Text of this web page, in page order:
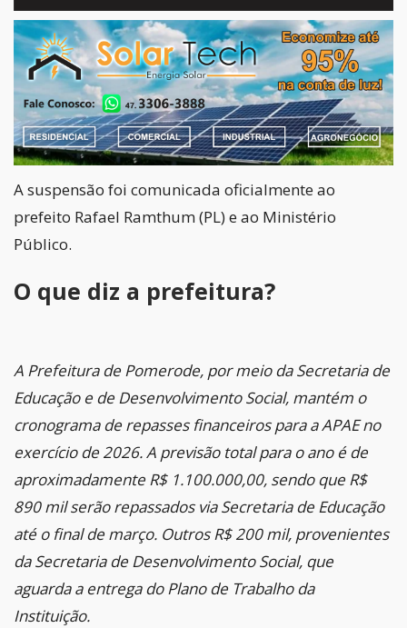
A suspensão foi comunicada oficialmente ao
prefeito Rafael Ramthum (PL) e ao Ministério
Público.
O que diz a prefeitura?
A Prefeitura de Pomerode, por meio da Secretaria de
Educação e de Desenvolvimento Social, mantém o
cronograma de repasses financeiros para a APAE no
exercício de 2026. A previsão total para o ano é de
aproximadamente R$ 1.100.000,00, sendo que R$
890 mil serão repassados via Secretaria de Educação
até o final de março. Outros R$ 200 mil, provenientes
da Secretaria de Desenvolvimento Social, que
aguarda a entrega do Plano de Trabalho da
Instituição.